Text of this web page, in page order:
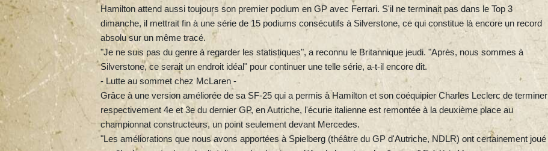
Hamilton attend aussi toujours son premier podium en GP avec Ferrari. S'il ne terminait pas dans le Top 3
dimanche, il mettrait fin à une série de 15 podiums consécutifs à Silverstone, ce qui constitue là encore un record
absolu sur un même tracé.
"Je ne suis pas du genre à regarder les statistiques", a reconnu le Britannique jeudi. "Après, nous sommes à
Silverstone, ce serait un endroit idéal" pour continuer une telle série, a-t-il encore dit.
- Lutte au sommet chez McLaren -
Grâce à une version améliorée de sa SF-25 qui a permis à Hamilton et son coéquipier Charles Leclerc de terminer
respectivement 4e et 3e du dernier GP, en Autriche, l'écurie italienne est remontée à la deuxième place au
championnat constructeurs, un point seulement devant Mercedes.
"Les améliorations que nous avons apportées à Spielberg (théâtre du GP d'Autriche, NDLR) ont certainement joué